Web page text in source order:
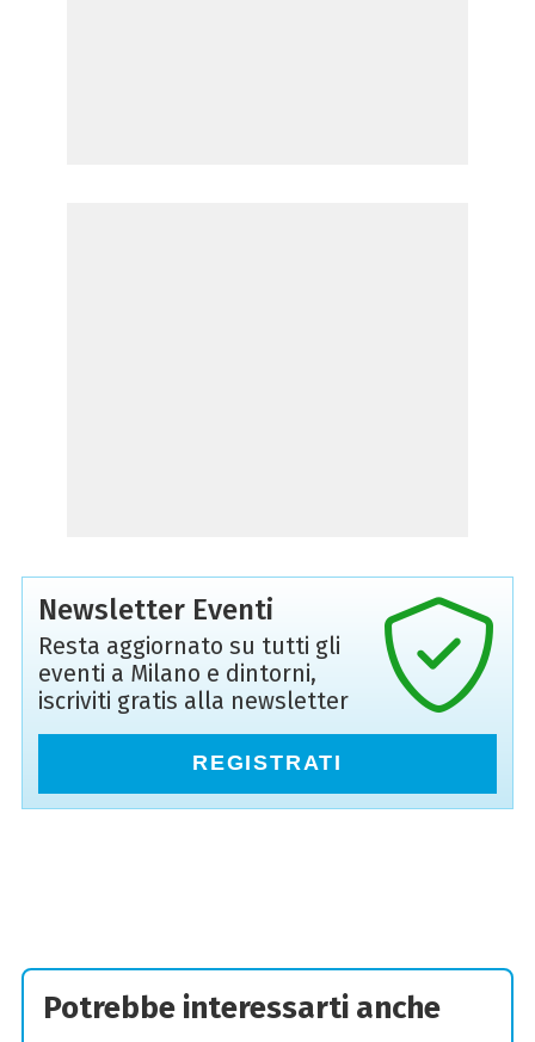
Newsletter Eventi
Resta aggiornato su tutti gli
eventi a Milano e dintorni,
iscriviti gratis alla newsletter
REGISTRATI
Potrebbe interessarti anche